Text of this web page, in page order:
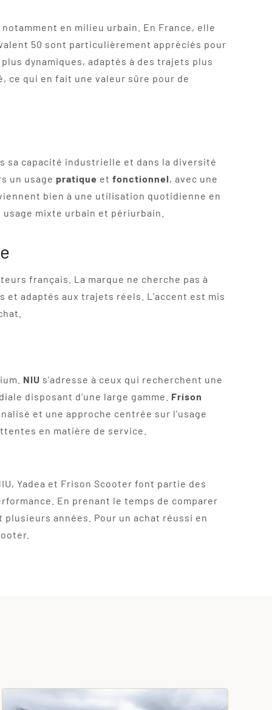
en milieu urbain. En France, elle
50 sont particulièrement appréciés pour
dynamiques, adaptés à des trajets plus
ce qui en fait une valeur sûre pour de
sa capacité industrielle et dans la diversité
un usage pratique et fonctionnel, avec une
bien à une utilisation quotidienne en
mixte urbain et périurbain.
français. La marque ne cherche pas à
adaptés aux trajets réels. L’accent est mis
NIU s’adresse à ceux qui recherchent une
disposant d’une large gamme. Frison
et une approche centrée sur l’usage
en matière de service.
Yadea et Frison Scooter font partie des
En prenant le temps de comparer
années. Pour un achat réussi en